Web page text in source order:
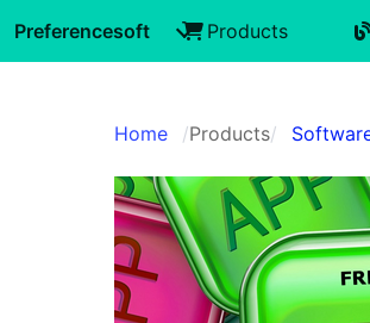
Preferencesoft Products
Home Products